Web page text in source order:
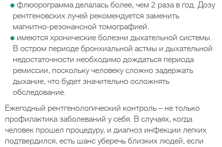
флюорограмма делалась более, чем 2 раза в год. Дозу
рентгеновских лучей рекомендуется заменить
магнитно-резонансной томографией.
имеются хронические болезни дыхательной системы.
В остром периоде бронхиальной астмы и дыхательной
недостаточности необходимо дождаться периода
ремиссии, поскольку человеку сложно задержать
дыхание, что будет значительно осложнять
обследование.
Ежегодный рентгенологический контроль – не только
профилактика заболеваний у себя. В случаях, когда
человек прошел процедуру, и диагноз инфекции легких
подтвердился, есть шанс уберечь близких людей, если